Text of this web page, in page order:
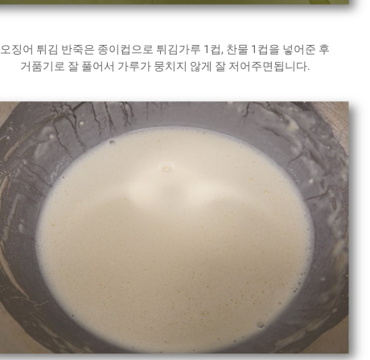
오징어 튀김 반죽은 종이컵으로 튀김가루 1컵, 찬물 1컵을 넣어준 후
거품기로 잘 풀어서 가루가 뭉치지 않게 잘 저어주면됩니다.